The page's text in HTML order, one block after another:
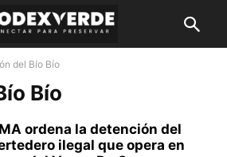
del Bío Bío
Bío
ordena la detención del
ilegal que opera en